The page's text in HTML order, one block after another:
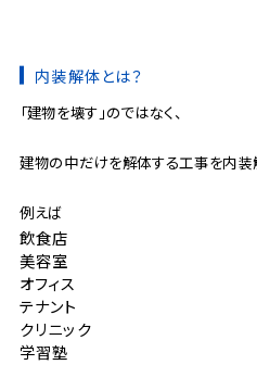
内装解体とは？
「建物を壊す」のではなく、
建物の中だけを解体する工事を内装
例えば
飲食店
美容室
オフィス
テナント
クリニック
学習塾